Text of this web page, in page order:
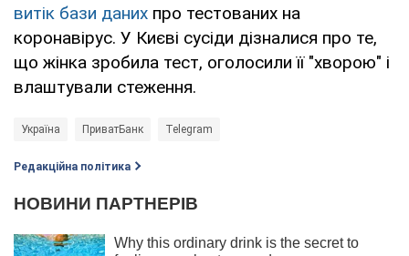
витік бази даних про тестованих на
коронавірус. У Києві сусіди дізналися про те,
що жінка зробила тест, оголосили її "хворою" і
влаштували стеження.
Україна ПриватБанк Telegram
Редакційна політика